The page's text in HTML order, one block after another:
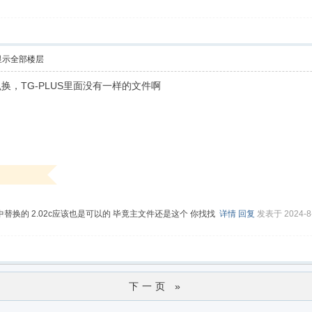
示全部楼层
，TG-PLUS里面没有一样的文件啊
替换的 2.02c应该也是可以的 毕竟主文件还是这个 你找找 详情 回复 发表于 2024-
下一页 »